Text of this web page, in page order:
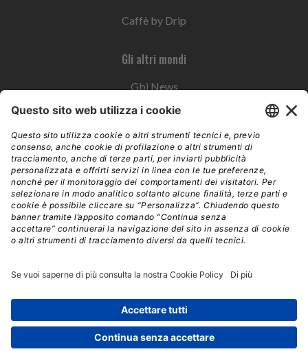
Caffè by Drip
Gli altri mondi
Gbi News
Instoremag
Esplora il gruppo
Edra Edizioni
Edizioni LSWR
LSWR Group
Mixer è un prodotto del network Edra Edizioni. Direzione, amministrazione,
redazione, pubblicità | © Copyright 2026 – Tutti i diritti riservati | Partita IVA e C.F.
14392510963